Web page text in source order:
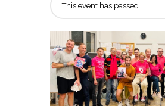
This event has passed.